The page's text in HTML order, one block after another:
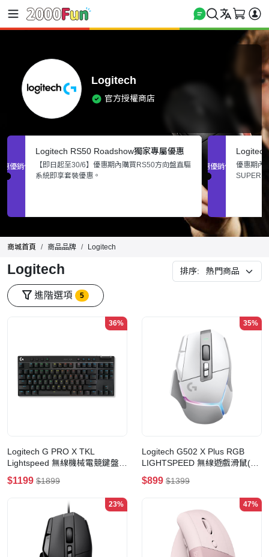
Logitech
官方授權商店
促銷優惠
Logitech RS50 Roadshow獨家專屬優惠
【即日起至30/6】優惠期內購買RS50方向盤直驅
系統即享套裝優惠。
促銷優惠
優惠期內
商城首頁 商品品牌 Logitech
Logitech 排序:
進階選項 5
36%
Logitech G PRO X TKL
Lightspeed 無線機械電競鍵盤
(觸感茶軸)(黑色)
$1199 $1899
35%
Logitech G502 X Plus RGB
LIGHTSPEED 無線遊戲滑鼠(白
色)
$899 $1399
23% 47%